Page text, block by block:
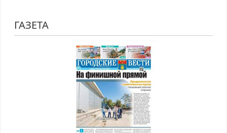
ГАЗЕТА